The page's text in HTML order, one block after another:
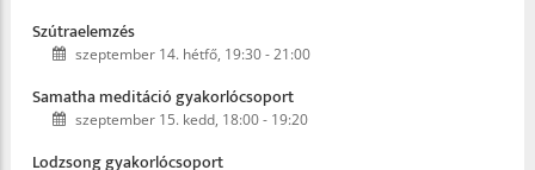
Szútraelemzés
szeptember 14. hétfő, 19:30-21:00
Samatha meditáció gyakorlócsoport
szeptember 15. kedd, 18:00- 19:20
Lodzsong gyakorlócsoport